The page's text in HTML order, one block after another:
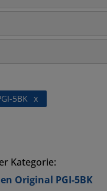
x
5BK
Kategorie:
Original PGI-5BK